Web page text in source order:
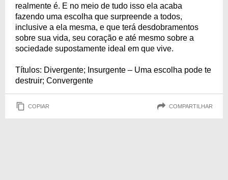
realmente é. E no meio de tudo isso ela acaba
fazendo uma escolha que surpreende a todos,
inclusive a ela mesma, e que terá desdobramentos
sobre sua vida, seu coração e até mesmo sobre a
sociedade supostamente ideal em que vive.
Títulos: Divergente; Insurgente – Uma escolha pode te
destruir; Convergente
COPIAR COMPARTILHAR